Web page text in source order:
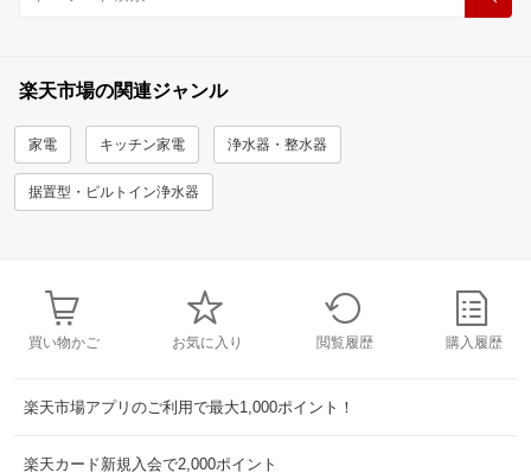
楽天市場の関連ジャンル
家電 キッチン家電 浄水器・整水器
据置型・ビルトイン浄水器
買い物かご お気に入り 閲覧履歴 購入履歴
楽天市場アプリのご利用で最大1,000ポイント！
楽天カード新規入会で2,000ポイント